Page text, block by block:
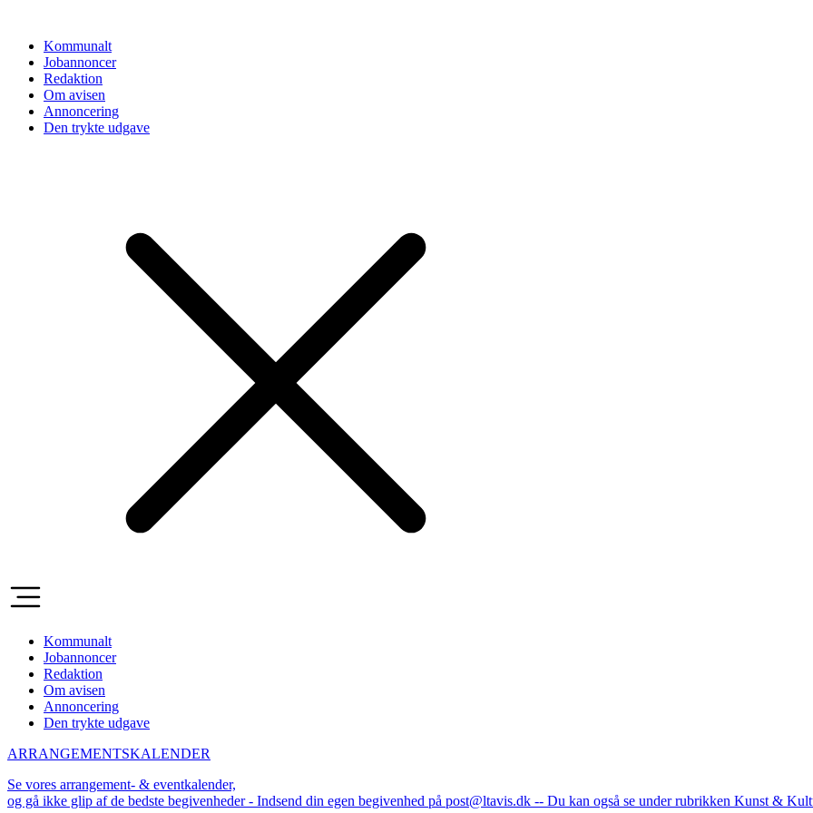
indholdKommunalt
Jobannoncer
Redaktion
Om avisen
Annoncering
Den trykte udgave
Kommunalt
Jobannoncer
Redaktion
Om avisen
Annoncering
Den trykte udgave
ARRANGEMENTSKALENDER
Se vores arrangement- & eventkalender,
og gå ikke glip af de bedste begivenheder - Indsend din egen begivenhed på post@ltavis.dk -- Du kan også se under rubrikken Kunst &